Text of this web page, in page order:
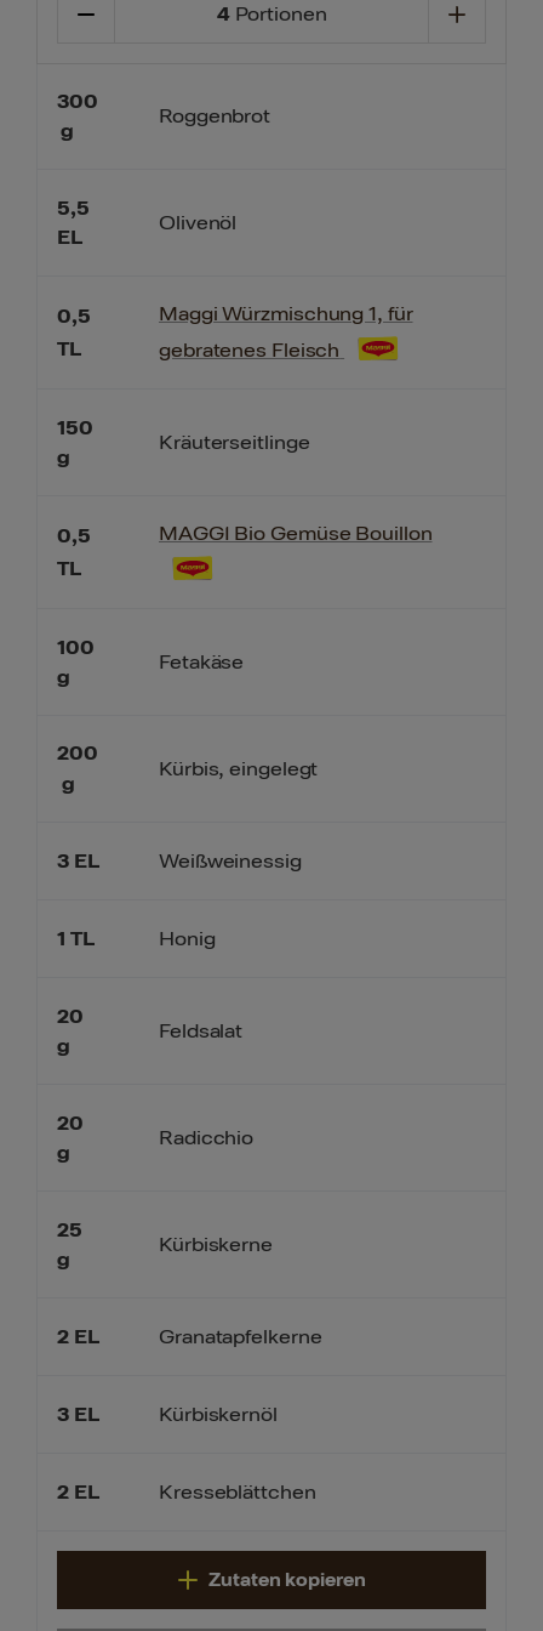
4Portionen
300
g
5,5
EL
0,5
TL
150
g
0,5
TL
100
g
200
g
3 EL
1 TL
20
g
20
g
25
g
2 EL
3 EL
2 EL
Roggenbrot
Olivenöl
Maggi Würzmischung 1, für
gebratenes Fleisch
Kräuterseitlinge
MAGGI Bio Gemüse Bouillon
Fetakäse
Kürbis, eingelegt
Weißweinessig
Honig
Feldsalat
Radicchio
Kürbiskerne
Granatapfelkerne
Kürbiskernöl
Kresseblättchen
Zutaten kopieren